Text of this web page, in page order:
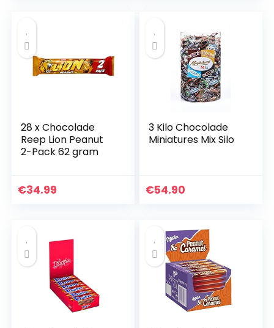
28 x Chocolade
Reep Lion Peanut
2-Pack 62 gram
€34.99
3 Kilo Chocolade
Miniatures Mix Silo
€54.90